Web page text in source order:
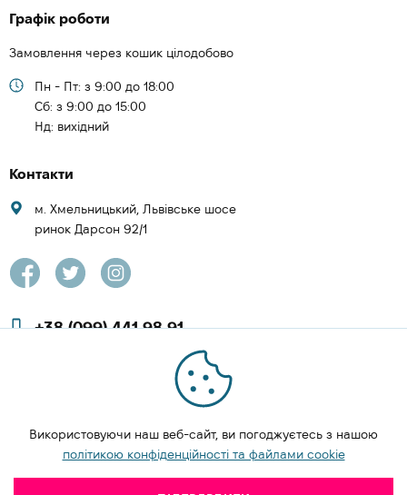
Графік роботи
Замовлення через кошик цілодобово
Пн - Пт: з 9:00 до 18:00
Cб: з 9:00 до 15:00
Нд: вихідний
Контакти
м. Хмельницький, Львівське шосе
ринок Дарсон 92/1
+38 (099) 441 98 91
+38 (097) 423 08 00
zachesa86@gmail.com
ЗАМОВИТИ ДЗВІНОК
Використовуючи наш веб-сайт, ви погоджуєтесь з нашою
політикою конфіденційності та файлами cookie